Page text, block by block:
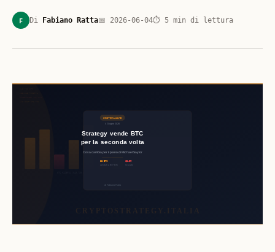
F Di Fabiano Ratta📅 2026-06-04⏱ 5 min di lettura